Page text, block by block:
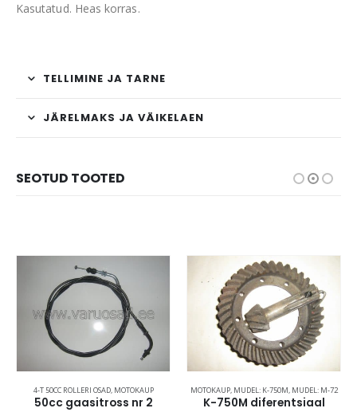
Kasutatud. Heas korras.
TELLIMINE JA TARNE
JÄRELMAKS JA VÄIKELAEN
SEOTUD TOOTED
4-T 50CC ROLLERI OSAD, MOTOKAUP
50cc gaasitross nr 2
MOTOKAUP, MUDEL: K-750M, MUDEL: M-72
K-750M diferentsiaal